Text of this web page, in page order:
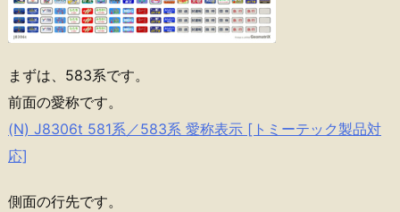
まずは、583系です。
前面の愛称です。
(N) J8306t 581系／583系 愛称表示 [トミーテック製品対
応]
側面の行先です。